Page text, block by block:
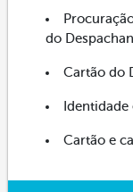
do
Cartão do
Identidade
Cartão e